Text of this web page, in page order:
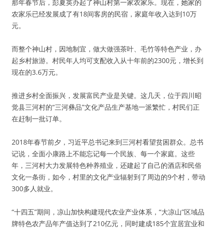
那年春节后，彭夏英办起了神山村第一家农家乐。现在，她家的
农家乐已经发展成了有18间客房的民宿，家庭年收入达到10万
元。
而整个神山村，因地制宜，做大做强茶叶、毛竹等特色产业，办
起乡村旅游。村民年人均可支配收入从十年前的2300元，增长到
现在的3.6万元。
推进乡村全面振兴，发展富民产业是关键。这几天，位于四川昭
觉县三河村的“三河彝品”文化产品生产基地一派繁忙，村民们正
在赶制一批订单。
2018年春节前夕，习近平总书记来到三河村看望贫困群众。总书
记说，全面小康路上不能忘记每一个民族、每一个家庭。这些
年，三河村大力发展特色种养殖业，还建起了自己的酒店和民俗
文化一条街，如今，村里的文化产业辐射到了周边的9个村，带动
300多人就业。
“十四五”期间，凉山加快构建现代农业产业体系，“大凉山”区域品
牌特色农产品年产值达到了210亿元，同时建成185个宜居宜业和